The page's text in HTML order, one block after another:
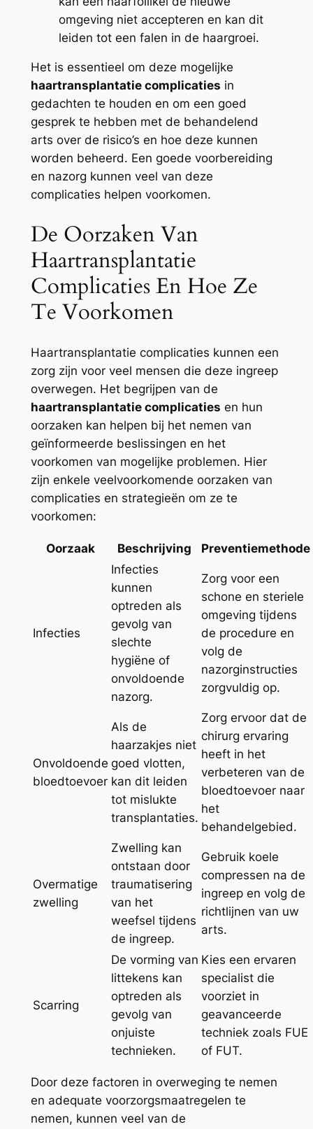
omgeving niet accepteren en kan dit
leiden tot een falen in de haargroei.
Het is essentieel om deze mogelijke
haartransplantatie complicaties in
gedachten te houden en om een goed
gesprek te hebben met de behandelend
arts over de risico’s en hoe deze kunnen
worden beheerd. Een goede voorbereiding
en nazorg kunnen veel van deze
complicaties helpen voorkomen.
De Oorzaken Van
Haartransplantatie
Complicaties En Hoe Ze
Te Voorkomen
Haartransplantatie complicaties kunnen een
zorg zijn voor veel mensen die deze ingreep
overwegen. Het begrijpen van de
haartransplantatie complicaties en hun
oorzaken kan helpen bij het nemen van
geïnformeerde beslissingen en het
voorkomen van mogelijke problemen. Hier
zijn enkele veelvoorkomende oorzaken van
complicaties en strategieën om ze te
voorkomen:
Oorzaak Beschrijving Preventiemethode
Infecties
Infecties
kunnen
optreden als
gevolg van
slechte
hygiëne of
onvoldoende
nazorg.
Zorg voor een
schone en steriele
omgeving tijdens
de procedure en
volg de
nazorginstructies
zorgvuldig op.
Onvoldoende
bloedtoevoer
Als de
haarzakjes niet
goed vlotten,
kan dit leiden
tot mislukte
transplantaties.
Zorg ervoor dat de
chirurg ervaring
heeft in het
verbeteren van de
bloedtoevoer naar
het
behandelgebied.
Overmatige
zwelling
Zwelling kan
ontstaan door
traumatisering
van het
weefsel tijdens
de ingreep.
Gebruik koele
compressen na de
ingreep en volg de
richtlijnen van uw
arts.
Scarring
De vorming van
littekens kan
optreden als
gevolg van
onjuiste
technieken.
Kies een ervaren
specialist die
voorziet in
geavanceerde
techniek zoals FUE
of FUT.
Door deze factoren in overweging te nemen
en adequate voorzorgsmaatregelen te
nemen, kunnen veel van de